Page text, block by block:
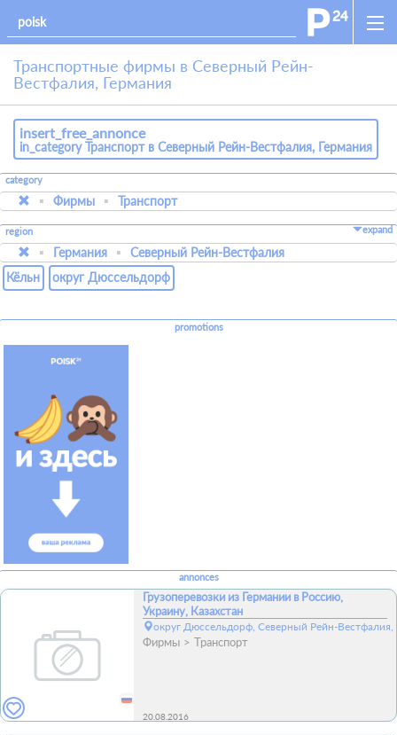
Транспортные фирмы в Северный Рейн-
Вестфалия, Германия
insert_free_annonce
in_category Транспорт в Северный Рейн-Вестфалия, Германия
category
Фирмы Транспорт
region expand
Германия
Северный Рейн-Вестфалия
Кёльн
округ Дюссельдорф
promotions
annonces
Грузоперевозки из Германии в Россию,
Украину, Казахстан
округ Дюссельдорф, Северный Рейн-Вестфалия,
Фирмы Транспорт
20.08.2016